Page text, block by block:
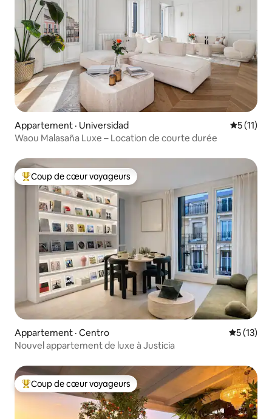
Appartement · Universidad Note
5 (11)
Waou Malasaña Luxe – Location de courte durée
Coup de cœur voyageurs parmi les plus aimés
Coup de cœur voyageurs
Appartement · Centro Note
5 (13)
Nouvel appartement de luxe à Justicia
Coup de cœur voyageurs parmi les plus aimés
Coup de cœur voyageurs